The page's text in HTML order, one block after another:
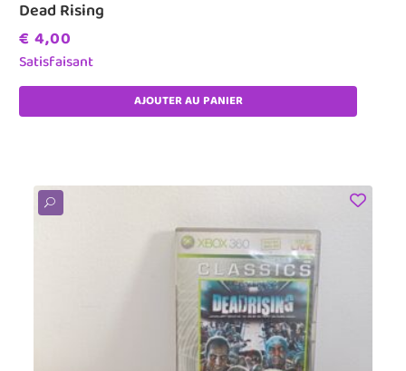
Dead Rising
€ 4,00
Satisfaisant
AJOUTER AU PANIER
U